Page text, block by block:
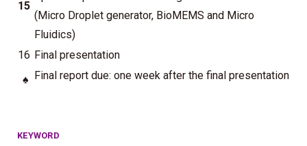
15
(Micro Droplet generator, BioMEMS and Micro
Fluidics)
16 Final presentation
♠ Final report due: one week after the final presentation
KEYWORD